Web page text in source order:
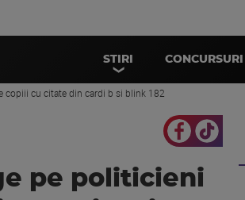
STIRI CONCURSURI
copiii cu citate din cardi b si blink 182
pe politicieni